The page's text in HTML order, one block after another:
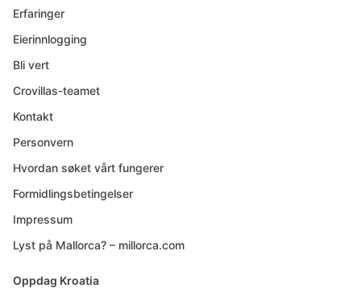
Erfaringer
Eierinnlogging
Bli vert
Crovillas-teamet
Kontakt
Personvern
Hvordan søket vårt fungerer
Formidlingsbetingelser
Impressum
Lyst på Mallorca? – millorca.com
Oppdag Kroatia